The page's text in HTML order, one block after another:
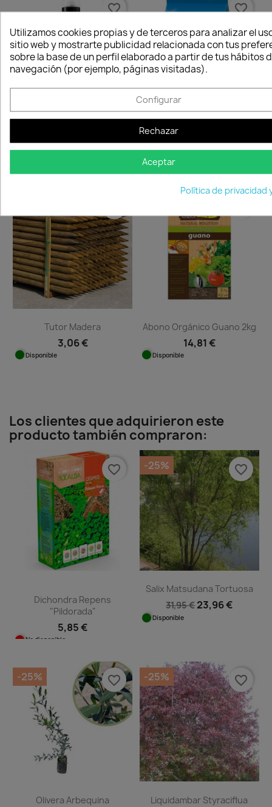
10,27 €
favorite_border
Abono Nitroflower Azul
6,12 €
favorite_border
Tutor Madera
3,06 €
Disponible
Abono Orgánico Guano 2kg
14,81 €
Disponible
Los clientes que adquirieron este
producto también compraron:
Dichondra Repens
"Pildorada"
5,85 €
No disponible
favorite_border
Salix Matsudana Tortuosa
31,95 €23,96 €
Disponible
-25% favorite_border
Olivera Arbequina
-25% favorite_border
Liquidambar Styraciflua
-25% favorite_border
Utilizamos cookies propias y de terceros para analizar el
sitio web y mostrarte publicidad relacionada con tus
sobre la base de un perfil elaborado a partir de tus hábitos
navegación (por ejemplo, páginas visitadas).
Configurar
Rechazar
Aceptar
Política de privacidad